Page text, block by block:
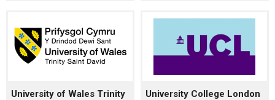
University of Wales Trinity
University College London